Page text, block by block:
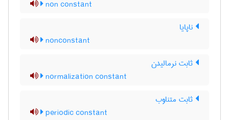
non constant
ناپایا
nonconstant
ثابت نرمالیدن
normalization constant
ثابت متناوب
periodic constant